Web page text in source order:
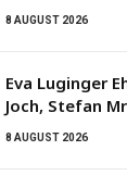
8 AUGUST 2026
Eva Luginger
Joch, Stefan
8 AUGUST 2026